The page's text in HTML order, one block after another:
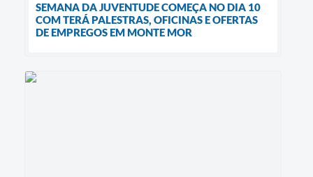
SEMANA DA JUVENTUDE COMEÇA NO DIA 10
COM TERÁ PALESTRAS, OFICINAS E OFERTAS
DE EMPREGOS EM MONTE MOR